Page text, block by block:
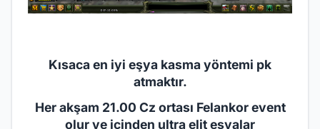
Kısaca en iyi eşya kasma yöntemi pk
atmaktır.
Her akşam 21.00 Cz ortası Felankor event
olur ve içinden ultra elit eşyalar